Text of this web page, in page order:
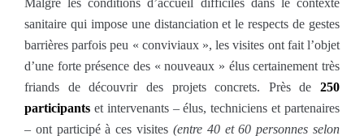
sanitaire qui impose une distanciation et le respects de gestes
barrières parfois peu « conviviaux », les visites ont fait l’objet
d’une forte présence des « nouveaux » élus certainement très
friands de découvrir des projets concrets. Près de 250
participants et intervenants – élus, techniciens et partenaires
– ont participé à ces visites (entre 40 et 60 personnes selon